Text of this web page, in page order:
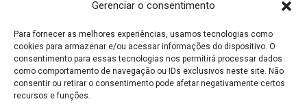
Gerenciar o consentimento
Para fornecer as melhores experiências, usamos tecnologias como
cookies para armazenar e/ou acessar informações do dispositivo. O
consentimento para essas tecnologias nos permitirá processar dados
como comportamento de navegação ou IDs exclusivos neste site. Não
consentir ou retirar o consentimento pode afetar negativamente certos
recursos e funções.
MAPA DO SITE